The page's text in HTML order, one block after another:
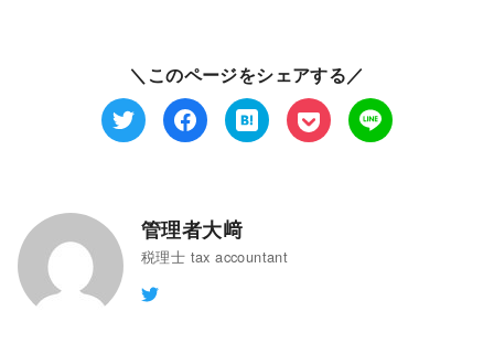
＼このページをシェアする／
管理者大﨑
税理士 tax accountant